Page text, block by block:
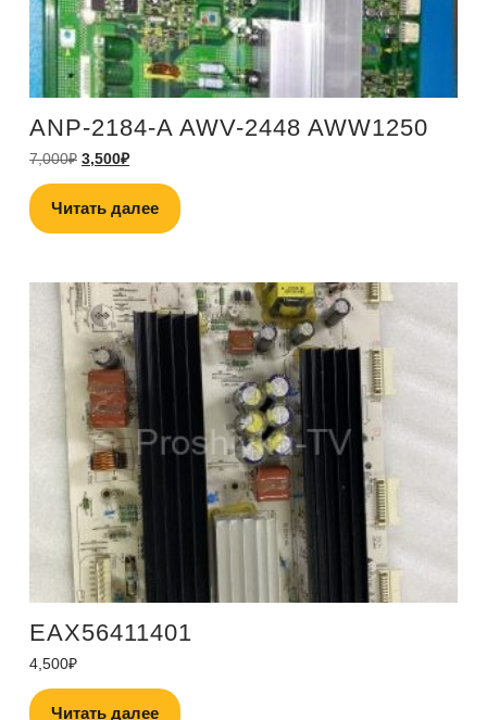
ANP-2184-A AWV-2448 AWW1250
7,000₽ 3,500₽
Читать далее
EAX56411401
4,500₽
Читать далее